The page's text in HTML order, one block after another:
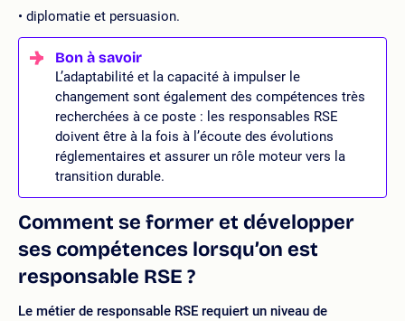
diplomatie et persuasion.
L’adaptabilité et la capacité à impulser le
changement sont également des compétences très
recherchées à ce poste : les responsables RSE
doivent être à la fois à l’écoute des évolutions
réglementaires et assurer un rôle moteur vers la
transition durable.
Comment se former et développer
ses compétences lorsqu’on est
responsable RSE ?
Le métier de responsable RSE requiert un niveau de